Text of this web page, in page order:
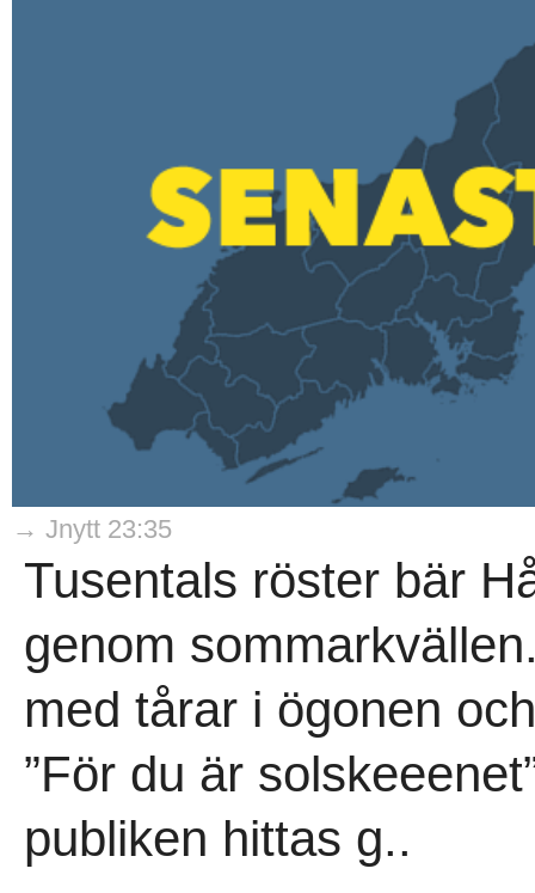
→ Jnytt 23:35
Tusentals röster bär
genom
med tårar i ögonen
”För du är
publiken hittas g..